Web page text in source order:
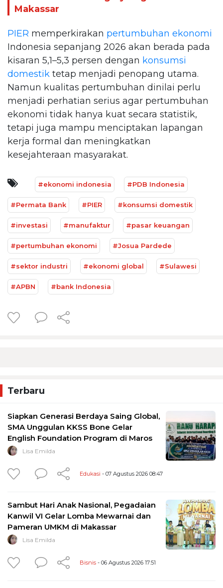
Makassar
PIER memperkirakan pertumbuhan ekonomi
Indonesia sepanjang 2026 akan berada pada
kisaran 5,1–5,3 persen dengan konsumsi
domestik tetap menjadi penopang utama.
Namun kualitas pertumbuhan dinilai perlu
menjadi perhatian serius agar pertumbuhan
ekonomi tidak hanya kuat secara statistik,
tetapi juga mampu menciptakan lapangan
kerja formal dan meningkatkan
kesejahteraan masyarakat.
#ekonomi indonesia #PDB Indonesia
#Permata Bank #PIER #konsumsi domestik
#investasi #manufaktur #pasar keuangan
#pertumbuhan ekonomi #Josua Pardede
#sektor industri #ekonomi global #Sulawesi
#APBN #bank Indonesia
Terbaru
Siapkan Generasi Berdaya Saing Global,
SMA Unggulan KKSS Bone Gelar
English Foundation Program di Maros
Lisa Emilda
Edukasi - 07 Agustus 2026 08:47
Sambut Hari Anak Nasional, Pegadaian
Kanwil VI Gelar Lomba Mewarnai dan
Pameran UMKM di Makassar
Lisa Emilda
Bisnis - 06 Agustus 2026 17:51